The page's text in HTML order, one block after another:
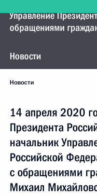
Управление
обращениями
Новости
Новости
14 апреля 2020
Президента
начальник
Российской
с обращениями
Михаил